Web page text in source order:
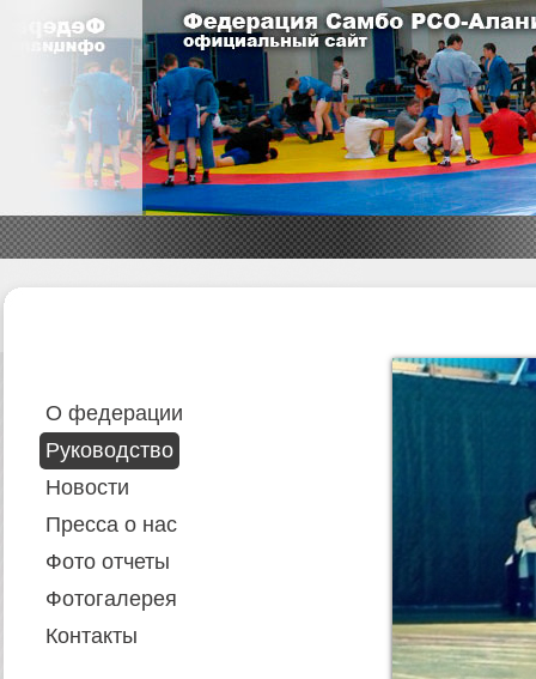
О федерации
Руководство
Новости
Пресса о нас
Фото отчеты
Фотогалерея
Контакты